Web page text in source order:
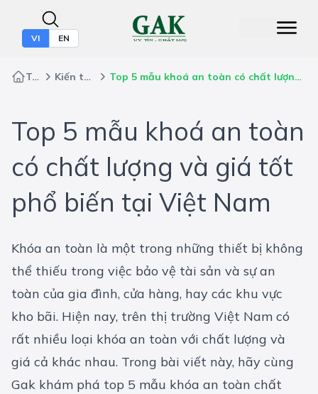
VI EN
Trang chủ Kiến thức bảo hộ Top 5 mẫu khoá an toàn có chất lượng và giá tốt phổ biến tại Việt Nam
Top 5 mẫu khoá an toàn
có chất lượng và giá tốt
phổ biến tại Việt Nam
Khóa an toàn là một trong những thiết bị không
thể thiếu trong việc bảo vệ tài sản và sự an
toàn của gia đình, cửa hàng, hay các khu vực
kho bãi. Hiện nay, trên thị trường Việt Nam có
rất nhiều loại khóa an toàn với chất lượng và
giá cả khác nhau. Trong bài viết này, hãy cùng
Gak khám phá top 5 mẫu khóa an toàn chất